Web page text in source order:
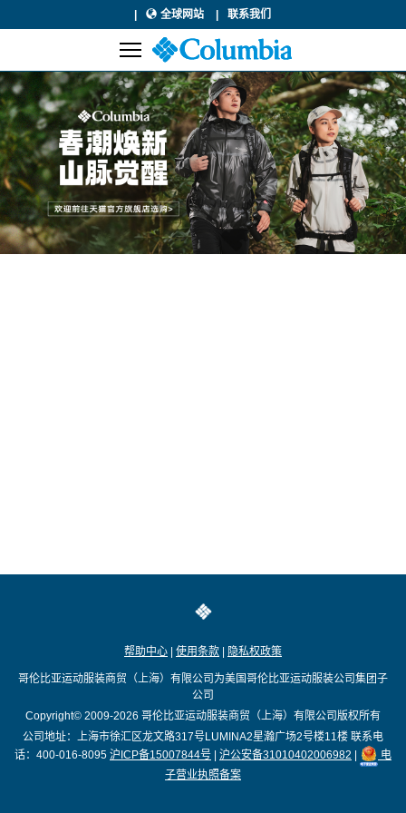
全球网站 联系我们
帮助中心 使用条款 隐私权政策
哥伦比亚运动服装商贸（上海）有限公司为美国哥伦比亚运动服装公司集团子
公司
Copyright© 2009-2026 哥伦比亚运动服装商贸（上海）有限公司版权所有
公司地址：上海市徐汇区龙文路317号LUMINA2星瀚广场2号楼11楼 联系电
话：400-016-8095 沪ICP备15007844号 沪公安备31010402006982
电
子营业执照备案